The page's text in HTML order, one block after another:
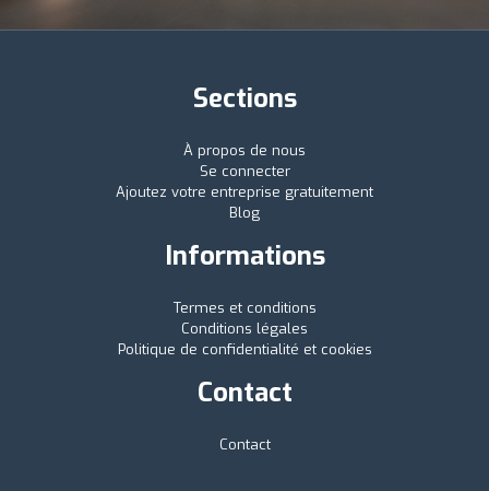
Sections
À propos de nous
Se connecter
Ajoutez votre entreprise gratuitement
Blog
Informations
Termes et conditions
Conditions légales
Politique de confidentialité et cookies
Contact
Contact